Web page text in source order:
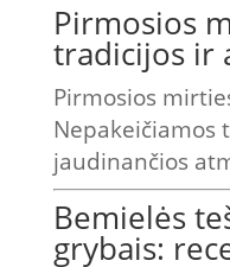
Pirmosios
tradicijos ir
Pirmosios
Nepakeičiamos
jaudinančios
Bemielės
grybais: